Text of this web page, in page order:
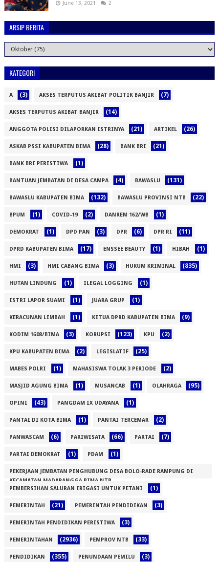
June 13, 2021 2
ARSIP BERITA
KATEGORI
A (3) AKSES TERPUTUS AKIBAT POLITIK BANJIR (7)
AKSES TERPUTUS AKIBAT BANJIR (14)
ANGGOTA POLISI DILAPORKAN ISTRINYA (21) ARTIKEL (26)
ASKAB PSSI KABUPATEN BIMA (28) BANK BRI (21)
BANK BRI PERISTIWA (1)
BANTUAN JEMBATAN DI DESA CAMPA (4) BAWASLU (131)
BAWASLU KABUPATEN BIMA (132) BAWASLU PROVINSI NTB (22)
BPUM (1) COVID-19 (2) DANREM 162/WB (1)
DEMOKRAT (1) DPD PAN (3) DPR (6) DPR RI (11)
DPRD KABUPATEN BIMA (17) ENSSEE BEAUTY (1) HIBAH (1)
HMI (3) HMI CABANG BIMA (3) HUKUM KRIMINAL (835)
HUTAN LINDUNG (1) ILEGAL LOGGING (1)
ISTRI LAPOR SUAMI (1) JUARA GRUP (1)
KERACUNAN LIMBAH (1) KETUA DPRD KABUPATEN BIMA (9)
KODIM 1608/BIMA (3) KORUPSI (123) KPU (2)
KPU KABUPATEN BIMA (2) LEGISLATIF (25)
MABES POLRI (1) MAHASISWA TOLAK 3 PERIODE (2)
MASJID AGUNG BIMA (1) MUSANCAB (1) OLAHRAGA (95)
OPINI (43) PANGDAM IX UDAYANA (1)
PANTAI DI KOTA BIMA (1) PANTAI TERCEMAR (2)
PANWASCAM (6) PARIWISATA (66) PARTAI (7)
PARTAI DEMOKRAT (1) PDAM (1)
PEKERJAAN JEMBATAN PENGHUBUNG DESA BOLO-RADE RAMPUNG DI
KECAMATAN MADAPANGGA BIMA NTB
(1)PEMBERSIHAN SALURAN IRIGASI UNTUK PETANI (1)
PEMERINTAH (21) PEMERINTAH PENDIDIKAN (3)
PEMERINTAH PENDIDIKAN PERISTIWA (3)
PEMERINTAHAN (2936) PEMPROV NTB (33)
PENDIDIKAN (355) PENUNDAAN PEMILU (3)